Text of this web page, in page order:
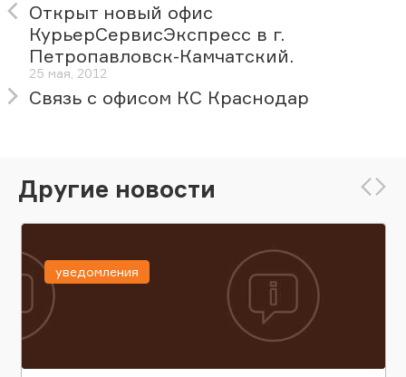
Открыт новый офис
КурьерСервисЭкспресс в г.
Петропавловск-Камчатский.
25 мая, 2012
Связь с офисом КС Краснодар
Другие новости
уведомления